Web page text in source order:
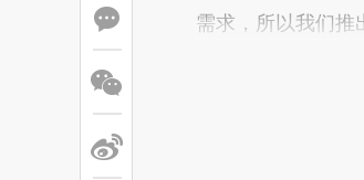
需求，所以我们推